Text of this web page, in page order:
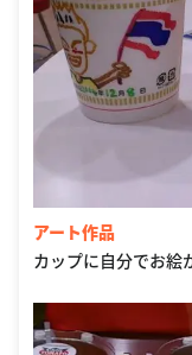
アート作品
カップに自分でお絵